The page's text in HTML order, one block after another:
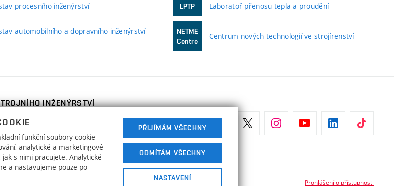
procesního inženýrství
automobilního a dopravního inženýrství
LPTP Laboratoř přenosu tepla a proudění
NETME
Centre
Centrum nových technologií ve strojírenství
INŽENÝRSTVÍ
2
info@fme.vutbr.cz
Prohlášení o přístupnosti
funkční soubory cookie
analytické a marketingové
s nimi pracujete. Analytické
a nastavujeme pouze po
PŘIJÍMÁM VŠECHNY
ODMÍTÁM VŠECHNY
NASTAVENÍ